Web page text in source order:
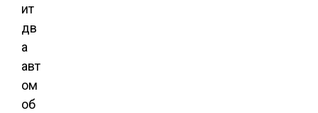
ит
дв
а
авт
ом
об